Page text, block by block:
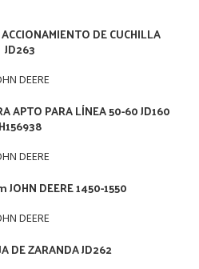
DE CUCHILLA
JD263
DEERE
APTO PARA LÍNEA 50-60 JD160
H156938
DEERE
DEERE 1450-1550
DEERE
DE ZARANDA JD262